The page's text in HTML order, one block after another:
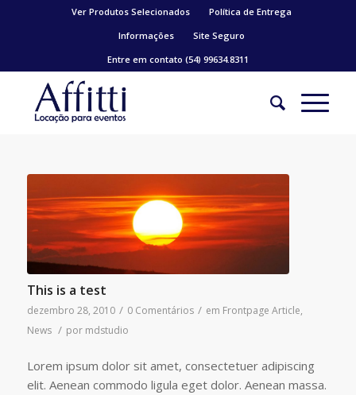
Ver Produtos Selecionados
Política de Entrega
Informações
Site Seguro
Entre em contato (54) 99634.8311
This is a test
dezembro 28, 2010 / 0 Comentários / em Frontpage Article,
News / por mdstudio
Lorem ipsum dolor sit amet, consectetuer adipiscing
elit. Aenean commodo ligula eget dolor. Aenean massa.